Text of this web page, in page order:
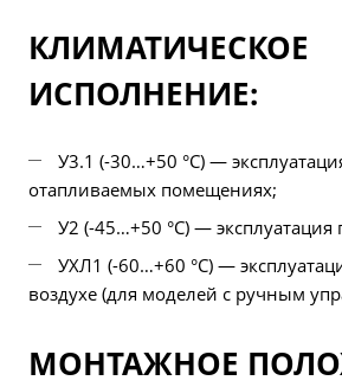
КЛИМАТИЧЕСКОЕ
ИСПОЛНЕНИЕ:
У3.1 (-30…+50 °С) —
отапливаемых помещениях;
У2 (-45…+50 °С) — эксплуатация
УХЛ1 (-60…+60 °С) —
воздухе (для моделей с ручным
МОНТАЖНОЕ